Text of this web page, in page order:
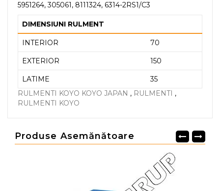
5951264, 305061, 8111324, 6314-2RS1/C3
DIMENSIUNI RULMENT
INTERIOR 70
EXTERIOR 150
LATIME
35
RULMENTI KOYO KOYO JAPAN , RULMENTI ,
RULMENTI KOYO
Produse Asemănătoare